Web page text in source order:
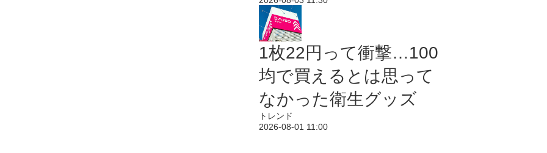
1枚22円って衝撃…100
均で買えるとは思って
なかった衛生グッズ
トレンド
2026-08-01 11:00